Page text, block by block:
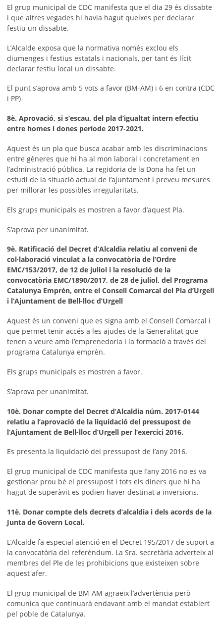
El grup municipal de CDC manifesta que el dia 29 és dissabte
i que altres vegades hi havia hagut queixes per declarar
festiu un dissabte.
L’Alcalde exposa que la normativa només exclou els
diumenges i festius estatals i nacionals, per tant és lícit
declarar festiu local un dissabte.
El punt s’aprova amb 5 vots a favor (BM-AM) i 6 en contra (CDC
i PP)
8è. Aprovació, si s’escau, del pla d’igualtat intern efectiu
entre homes i dones període 2017-2021.
Aquest és un pla que busca acabar amb les discriminacions
entre gèneres que hi ha al mon laboral i concretament en
l’administració pública. La regidoria de la Dona ha fet un
estudi de la situació actual de l’ajuntament i preveu mesures
per millorar les possibles irregularitats.
Els grups municipals es mostren a favor d’aquest Pla.
S’aprova per unanimitat.
9è. Ratificació del Decret d’Alcaldia relatiu al conveni de
col·laboració vinculat a la convocatòria de l’Ordre
EMC/153/2017, de 12 de juliol i la resolució de la
convocatòria EMC/1890/2017, de 28 de juliol, del Programa
Catalunya Emprèn, entre el Consell Comarcal del Pla d’Urgell
i l’Ajuntament de Bell-lloc d’Urgell
Aquest és un conveni que es signa amb el Consell Comarcal i
que permet tenir accés a les ajudes de la Generalitat que
tenen a veure amb l’emprenedoria i la formació a través del
programa Catalunya emprèn.
Els grups municipals es mostren a favor.
S’aprova per unanimitat.
10è. Donar compte del Decret d’Alcaldia núm. 2017-0144
relatiu a l’aprovació de la liquidació del pressupost de
l’Ajuntament de Bell-lloc d’Urgell per l’exercici 2016.
Es presenta la liquidació del pressupost de l’any 2016.
El grup municipal de CDC manifesta que l’any 2016 no es va
gestionar prou bé el pressupost i tots els diners que hi ha
hagut de superàvit es podien haver destinat a inversions.
11è. Donar compte dels decrets d’alcaldia i dels acords de la
Junta de Govern Local.
L’Alcalde fa especial atenció en el Decret 195/2017 de suport a
la convocatòria del referèndum. La Sra. secretària adverteix al
membres del Ple de les prohibicions que existeixen sobre
aquest afer.
El grup municipal de BM-AM agraeix l’advertència però
comunica que continuarà endavant amb el mandat establert
pel poble de Catalunya.